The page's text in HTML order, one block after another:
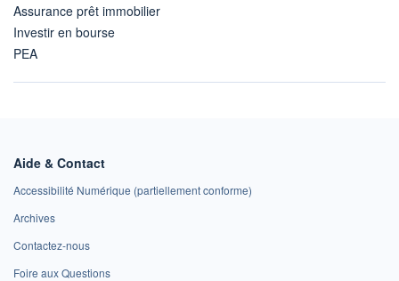
Assurance prêt immobilier
Investir en bourse
PEA
Aide & Contact
Accessibilité Numérique (partiellement conforme)
Archives
Contactez-nous
Foire aux Questions